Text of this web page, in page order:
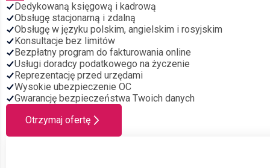
Dedykowaną księgową i kadrową
Obsługę stacjonarną i zdalną
Obsługę w języku polskim, angielskim i rosyjskim
Konsultacje bez limitów
Bezpłatny program do fakturowania online
Usługi doradcy podatkowego na życzenie
Reprezentację przed urzędami
Wysokie ubezpieczenie OC
Gwarancję bezpieczeństwa Twoich danych
Otrzymaj ofertę